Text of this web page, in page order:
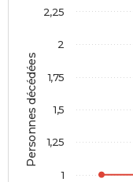
Personnes décédées
1
1,25
1,5
1,75
2
2,25